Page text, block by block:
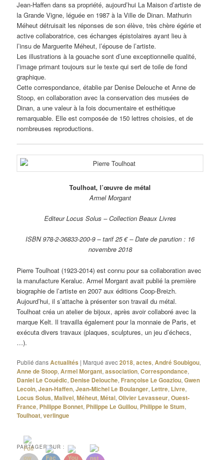
Jean-Haffen dans sa propriété, aujourd’hui La Maison d’artiste de
la Grande Vigne, léguée en 1987 à la Ville de Dinan. Mathurin
Méheut détruisait les réponses de son élève, très chère égérie et
active collaboratrice, ces échanges épistolaires ayant lieu à
l’insu de Marguerite Méheut, l’épouse de l’artiste.
Les illustrations à la gouache sont d’une exceptionnelle qualité,
l’image primant toujours sur le texte qui sert de toile de fond
graphique.
Cette correspondance, établie par Denise Delouche et Anne de
Stoop, en collaboration avec la conservation des musées de
Dinan, a une valeur à la fois documentaire et esthétique
remarquable. Elle est composée de 150 lettres choisies, et de
nombreuses reproductions.
Toulhoat, l’œuvre de métal
Armel Morgant
Editeur Locus Solus – Collection Beaux Livres
ISBN 978-2-36833-200-9 – tarif 25 € – Date de parution : 16
novembre 2018
Pierre Toulhoat (1923-2014) est connu pour sa collaboration avec
la manufacture Keraluc. Armel Morgant avait publié la première
biographie de l’artiste en 2007 aux éditions Coop-Breizh.
Aujourd’hui, il s’attache à présenter son travail du métal.
Toulhoat créa un atelier de bijoux, après avoir collaboré avec la
marque Kelt. Il travailla également pour la monnaie de Paris, et
exécuta divers travaux (plaques, sculptures, un jeu d’échecs,
…).
Publié dansActualités | Marqué avec2018,actes,André Soubigou,
Anne de Stoop,Armel Morgant,association,Correspondance,
Daniel Le Couédic, Denise Delouche, Françoise Le Goaziou,Gwen
Lecoin,Jean-Haffen,Jean-Michel Le Boulanger, Lettre, Livre,
Locus Solus,Malivel,Méheut,Métal,Olivier Levasseur,Ouest-
France, Philippe Bonnet, Philippe Le Guillou, Philippe le Stum,
Toulhoat,verlingue
PARTAGER SUR :